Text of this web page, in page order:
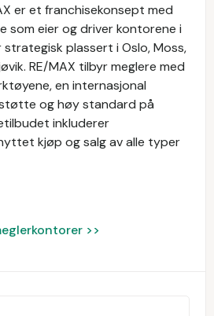
er et franchisekonsept med
som eier og driver kontorene i
strategisk plassert i Oslo, Moss,
RE/MAX tilbyr meglere med
en internasjonal
og høy standard på
inkluderer
kjøp og salg av alle typer
>>